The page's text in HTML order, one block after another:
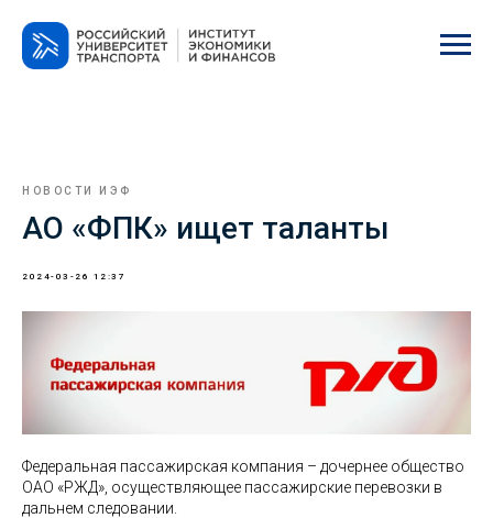
НОВОСТИ ИЭФ
АО «ФПК» ищет таланты
2024-03-26 12:37
Федеральная пассажирская компания – дочернее общество
ОАО «РЖД», осуществляющее пассажирские перевозки в
дальнем следовании.